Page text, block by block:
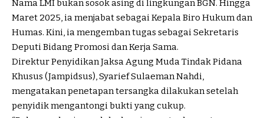
Nama LMI bukan sosok asing di lingkungan BGN. Hingga
Maret 2025, ia menjabat sebagai Kepala Biro Hukum dan
Humas. Kini, ia mengemban tugas sebagai Sekretaris
Deputi Bidang Promosi dan Kerja Sama.
Direktur Penyidikan Jaksa Agung Muda Tindak Pidana
Khusus (Jampidsus), Syarief Sulaeman Nahdi,
mengatakan penetapan tersangka dilakukan setelah
penyidik mengantongi bukti yang cukup.